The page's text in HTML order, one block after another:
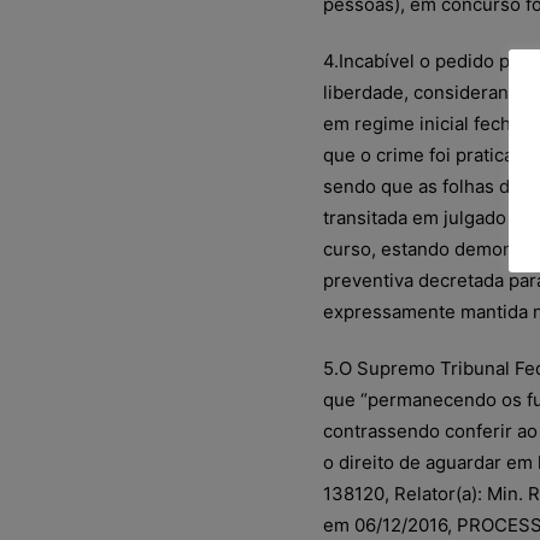
4.Incabível o pedido
liberdade, considerando
em regime inicial
que o crime foi
sendo que as folhas de
transitada em julgado
curso, estando
preventiva decretada
expressamente mantida
5.O Supremo Tribunal
que “permanecendo os
contrassendo conferir
o direito de aguardar em
138120, Relator(a): Min.
em 06/12/2016,